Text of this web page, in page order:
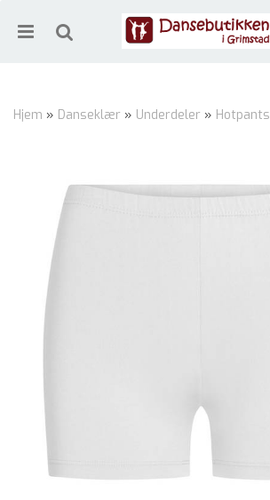
Hjem » Danseklær » Underdeler » Hotpants